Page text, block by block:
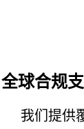
全球合规
我们提供